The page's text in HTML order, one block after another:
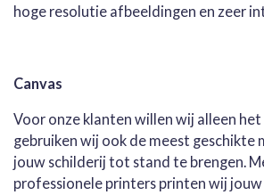
hoge resolutie afbeeldingen en zeer
Canvas
Voor onze klanten willen wij alleen
gebruiken wij ook de meest geschikte
jouw schilderij tot stand te brengen.
professionele printers printen wij